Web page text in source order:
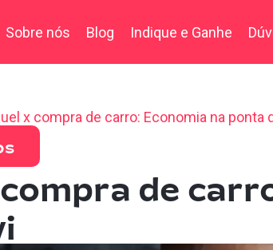
Sobre nós Blog Indique e Ganhe
x compra de carro: Economia na ponta
de